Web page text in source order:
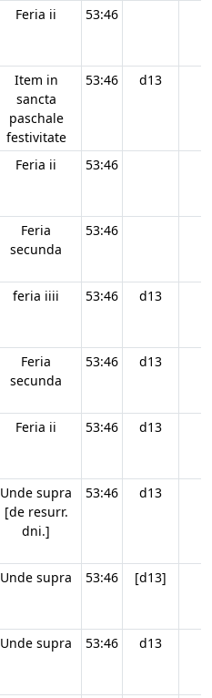
Feria ii 53:46
Item in
sancta
paschale
festivitate
53:46 d13
Feria ii 53:46
Feria
secunda
53:46
feria iiii 53:46 d13
Feria
secunda
53:46 d13
Feria ii 53:46 d13
Unde supra
[de resurr.
dni.]
53:46 d13
Unde supra 53:46 [d13]
Unde supra 53:46 d13